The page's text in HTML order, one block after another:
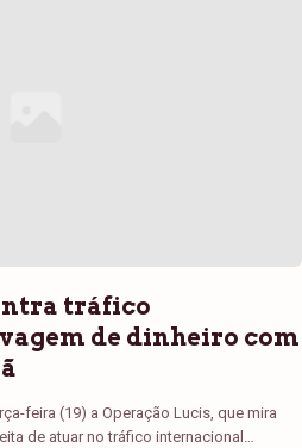
tráfico
de dinheiro com
feira (19) a Operação Lucis, que mira
de atuar no tráfico internacional…